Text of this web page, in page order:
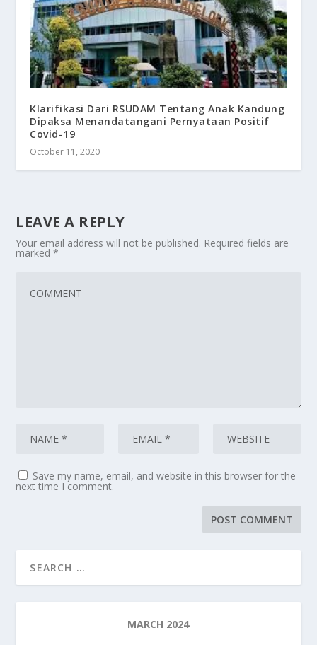
Klarifikasi Dari RSUDAM Tentang Anak Kandung
Dipaksa Menandatangani Pernyataan Positif
Covid-19
October 11, 2020
LEAVE A REPLY
Your email address will not be published. Required fields are
marked*
Save my name, email, and website in this browser for the
next time I comment.
MARCH 2024